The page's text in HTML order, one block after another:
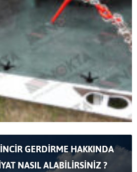
GERDİRME HAKKINDA
NASIL ALABİLİRSİNİZ ?